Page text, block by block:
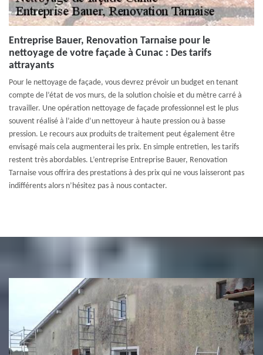
Entreprise Bauer, Renovation Tarnaise pour le
nettoyage de votre façade à Cunac : Des tarifs
attrayants
Pour le nettoyage de façade, vous devrez prévoir un budget en tenant
compte de l’état de vos murs, de la solution choisie et du mètre carré à
travailler. Une opération nettoyage de façade professionnel est le plus
souvent réalisé à l’aide d’un nettoyeur à haute pression ou à basse
pression. Le recours aux produits de traitement peut également être
envisagé mais cela augmenterai les prix. En simple entretien, les tarifs
restent très abordables. L’entreprise Entreprise Bauer, Renovation
Tarnaise vous offrira des prestations à des prix qui ne vous laisseront pas
indifférents alors n’hésitez pas à nous contacter.